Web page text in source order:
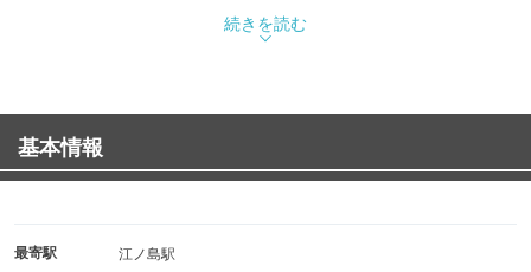
ぶりを自分好みのテイストで楽しくご堪能いただけます
＊ディナータイム停止中
続きを読む
基本情報
最寄駅 江ノ島駅